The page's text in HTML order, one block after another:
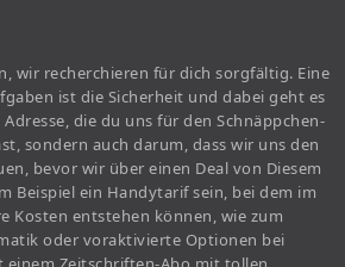
wir recherchieren für dich sorgfältig. Eine
ist die Sicherheit und dabei geht es
die du uns für den Schnäppchen-
sondern auch darum, dass wir uns den
bevor wir über einen Deal von Diesem
Beispiel ein Handytarif sein, bei dem im
Kosten entstehen können, wie zum
oder voraktivierte Optionen bei